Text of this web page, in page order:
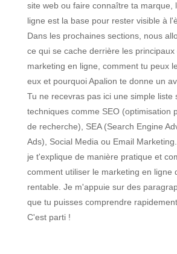
site web ou faire connaître ta marque,
ligne est la base pour rester visible à
Dans les prochaines sections, nous
ce qui se cache derrière les principaux
marketing en ligne, comment tu peux
eux et pourquoi Apalion te donne un
Tu ne recevras pas ici une simple liste
techniques comme SEO (optimisation
de recherche), SEA (Search Engine
Ads), Social Media ou Email
je t'explique de manière pratique et
comment utiliser le marketing en ligne
rentable. Je m'appuie sur des
que tu puisses comprendre
C'est parti !